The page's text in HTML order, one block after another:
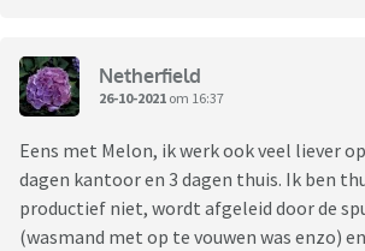
Netherfield
26-10-2021 om 16:37
Eens met Melon, ik werk ook veel liever
dagen kantoor en 3 dagen thuis. Ik ben
productief niet, wordt afgeleid door de
(wasmand met op te vouwen was enzo)